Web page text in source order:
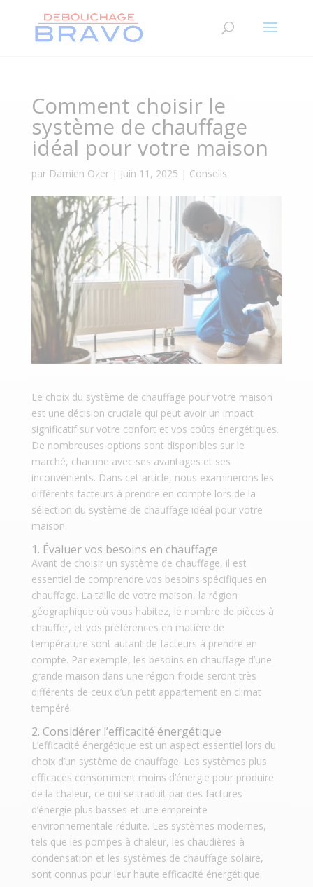
Comment choisir le
système de chauffage
idéal pour votre maison
par Damien Ozer| Juin 11, 2025 | Conseils
Le choix du système de chauffage pour votre maison
est une décision cruciale qui peut avoir un impact
significatif sur votre confort et vos coûts énergétiques.
De nombreuses options sont disponibles sur le
marché, chacune avec ses avantages et ses
inconvénients. Dans cet article, nous examinerons les
différents facteurs à prendre en compte lors de la
sélection du système de chauffage idéal pour votre
maison.
1. Évaluer vos besoins en chauffage
Avant de choisir un système de chauffage, il est
essentiel de comprendre vos besoins spécifiques en
chauffage. La taille de votre maison, la région
géographique où vous habitez, le nombre de pièces à
chauffer, et vos préférences en matière de
température sont autant de facteurs à prendre en
compte. Par exemple, les besoins en chauffage d’une
grande maison dans une région froide seront très
différents de ceux d’un petit appartement en climat
tempéré.
2. Considérer l’efficacité énergétique
L’efficacité énergétique est un aspect essentiel lors du
choix d’un système de chauffage. Les systèmes plus
efficaces consomment moins d’énergie pour produire
de la chaleur, ce qui se traduit par des factures
d’énergie plus basses et une empreinte
environnementale réduite. Les systèmes modernes,
tels que les pompes à chaleur, les chaudières à
condensation et les systèmes de chauffage solaire,
sont connus pour leur haute efficacité énergétique.